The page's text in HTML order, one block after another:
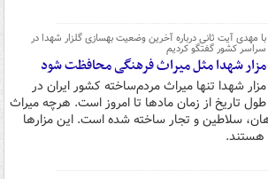
با مهدی آیت‌ ثانی درباره آخرین وضعیت بهسازی گلزار شهدا در
سراسر کشور گفتگو کردیم
مزار شهدا مثل میراث فرهنگی محافظت شود
مزار شهدا تنها میراث مردم‌ساخته کشور ایران در
طول تاریخ از زمان مادها تا امروز است. هرچه میراث
سلاطین و تجار ساخته شده است. این مزارها
هستند.